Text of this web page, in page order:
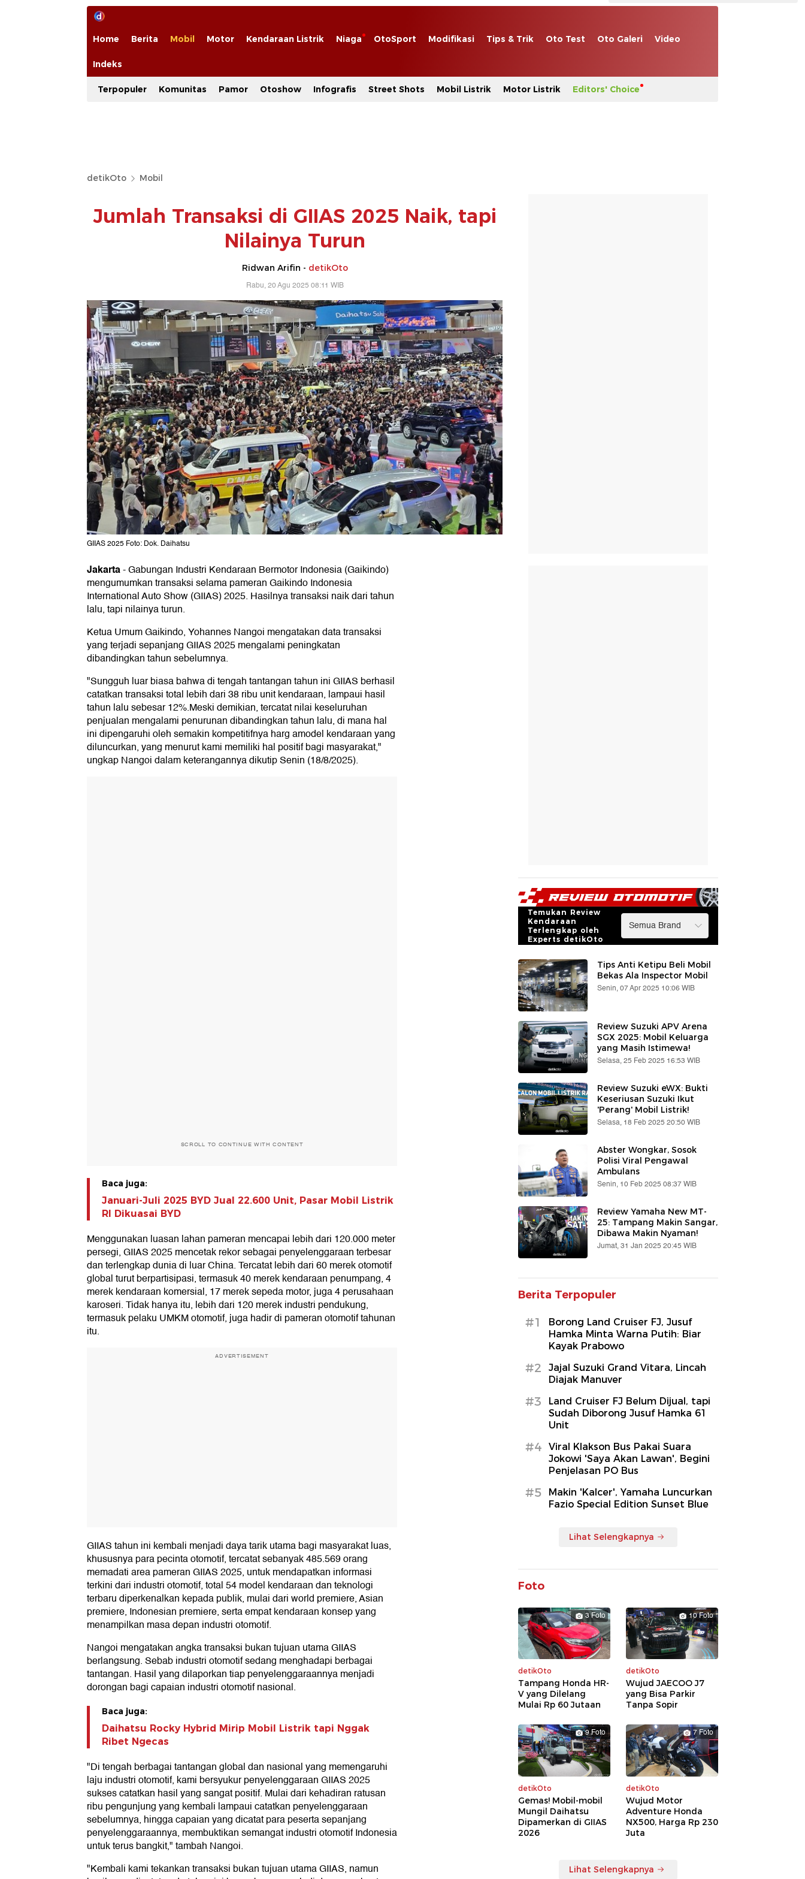
Home Berita Mobil Motor Kendaraan Listrik Niaga OtoSport Modifikasi Tips & Trik Oto Test Oto Galeri Video
Indeks
Terpopuler Komunitas Pamor Otoshow Infografis Street Shots Mobil Listrik Motor Listrik Editors' Choice
detikOto Mobil
Jumlah Transaksi di GIIAS 2025 Naik, tapi
Nilainya Turun
Ridwan Arifin - detikOto
Rabu, 20 Agu 2025 08:11 WIB
GIIAS 2025 Foto: Dok. Daihatsu
Jakarta-Gabungan Industri Kendaraan Bermotor Indonesia (Gaikindo)
mengumumkan transaksi selama pameran Gaikindo Indonesia
International Auto Show (GIIAS) 2025. Hasilnya transaksi naik dari tahun
lalu, tapi nilainya turun.
Ketua Umum Gaikindo, Yohannes Nangoi mengatakan data transaksi
yang terjadi sepanjang GIIAS 2025 mengalami peningkatan
dibandingkan tahun sebelumnya.
"Sungguh luar biasa bahwa di tengah tantangan tahun ini GIIAS berhasil
catatkan transaksi total lebih dari 38 ribu unit kendaraan, lampaui hasil
tahun lalu sebesar 12%.Meski demikian, tercatat nilai keseluruhan
penjualan mengalami penurunan dibandingkan tahun lalu, di mana hal
ini dipengaruhi oleh semakin kompetitifnya harg amodel kendaraan yang
diluncurkan, yang menurut kami memiliki hal positif bagi masyarakat,"
ungkap Nangoi dalam keterangannya dikutip Senin (18/8/2025).
SCROLL TO CONTINUE WITH CONTENT
Baca juga:
Januari-Juli 2025 BYD Jual 22.600 Unit, Pasar Mobil Listrik
RI Dikuasai BYD
Menggunakan luasan lahan pameran mencapai lebih dari 120.000 meter
persegi, GIIAS 2025 mencetak rekor sebagai penyelenggaraan terbesar
dan terlengkap dunia di luar China. Tercatat lebih dari 60 merek otomotif
global turut berpartisipasi, termasuk 40 merek kendaraan penumpang, 4
merek kendaraan komersial, 17 merek sepeda motor, juga 4 perusahaan
karoseri. Tidak hanya itu, lebih dari 120 merek industri pendukung,
termasuk pelaku UMKM otomotif, juga hadir di pameran otomotif tahunan
itu.
ADVERTISEMENT
GIIAS tahun ini kembali menjadi daya tarik utama bagi masyarakat luas,
khususnya para pecinta otomotif, tercatat sebanyak 485.569 orang
memadati area pameran GIIAS 2025, untuk mendapatkan informasi
terkini dari industri otomotif, total 54 model kendaraan dan teknologi
terbaru diperkenalkan kepada publik, mulai dari world premiere, Asian
premiere, Indonesian premiere, serta empat kendaraan konsep yang
menampilkan masa depan industri otomotif.
Nangoi mengatakan angka transaksi bukan tujuan utama GIIAS
berlangsung. Sebab industri otomotif sedang menghadapi berbagai
tantangan. Hasil yang dilaporkan tiap penyelenggaraannya menjadi
dorongan bagi capaian industri otomotif nasional.
Baca juga:
Daihatsu Rocky Hybrid Mirip Mobil Listrik tapi Nggak
Ribet Ngecas
"Di tengah berbagai tantangan global dan nasional yang memengaruhi
laju industri otomotif, kami bersyukur penyelenggaraan GIIAS 2025
sukses catatkan hasil yang sangat positif. Mulai dari kehadiran ratusan
ribu pengunjung yang kembali lampaui catatkan penyelenggaraan
sebelumnya, hingga capaian yang dicatat para peserta sepanjang
penyelenggaraannya, membuktikan semangat industri otomotif Indonesia
untuk terus bangkit," tambah Nangoi.
"Kembali kami tekankan transaksi bukan tujuan utama GIIAS, namun
Temukan Review
Kendaraan
Terlengkap oleh
Experts detikOto
Tips Anti Ketipu Beli Mobil
Bekas Ala Inspector Mobil
Senin, 07 Apr 2025 10:06 WIB
Review Suzuki APV Arena
SGX 2025: Mobil Keluarga
yang Masih Istimewa!
Selasa, 25 Feb 2025 16:53 WIB
Review Suzuki eWX: Bukti
Keseriusan Suzuki Ikut
'Perang' Mobil Listrik!
Selasa, 18 Feb 2025 20:50 WIB
Abster Wongkar, Sosok
Polisi Viral Pengawal
Ambulans
Senin, 10 Feb 2025 08:37 WIB
Review Yamaha New MT-
25: Tampang Makin Sangar,
Dibawa Makin Nyaman!
Jumat, 31 Jan 2025 20:45 WIB
Berita Terpopuler
#1
Borong Land Cruiser FJ, Jusuf
Hamka Minta Warna Putih: Biar
Kayak Prabowo
#2
Jajal Suzuki Grand Vitara, Lincah
Diajak Manuver
#3
Land Cruiser FJ Belum Dijual, tapi
Sudah Diborong Jusuf Hamka 61
Unit
#4
Viral Klakson Bus Pakai Suara
Jokowi 'Saya Akan Lawan', Begini
Penjelasan PO Bus
#5
Makin 'Kalcer', Yamaha Luncurkan
Fazio Special Edition Sunset Blue
Lihat Selengkapnya
Foto
3 Foto
detikOto
Tampang Honda HR-
V yang Dilelang
Mulai Rp 60 Jutaan
10 Foto
detikOto
Wujud JAECOO J7
yang Bisa Parkir
Tanpa Sopir
9 Foto
detikOto
Gemas! Mobil-mobil
Mungil Daihatsu
Dipamerkan di GIIAS
2026
7 Foto
detikOto
Wujud Motor
Adventure Honda
NX500, Harga Rp 230
Juta
Lihat Selengkapnya